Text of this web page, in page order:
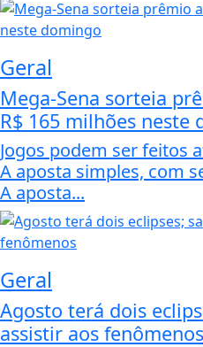
Geral
Mega-Sena sorteia
R$ 165 milhões neste
Jogos podem ser feitos
A aposta simples, com
A aposta...
Geral
Agosto terá dois
assistir aos fenômenos